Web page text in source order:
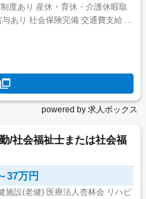
度あり 産休・育休・介護休暇取
あり 社会保険完備 交通費支給 退
powered by 求人ボックス
/社会福祉士または社会福
37万円